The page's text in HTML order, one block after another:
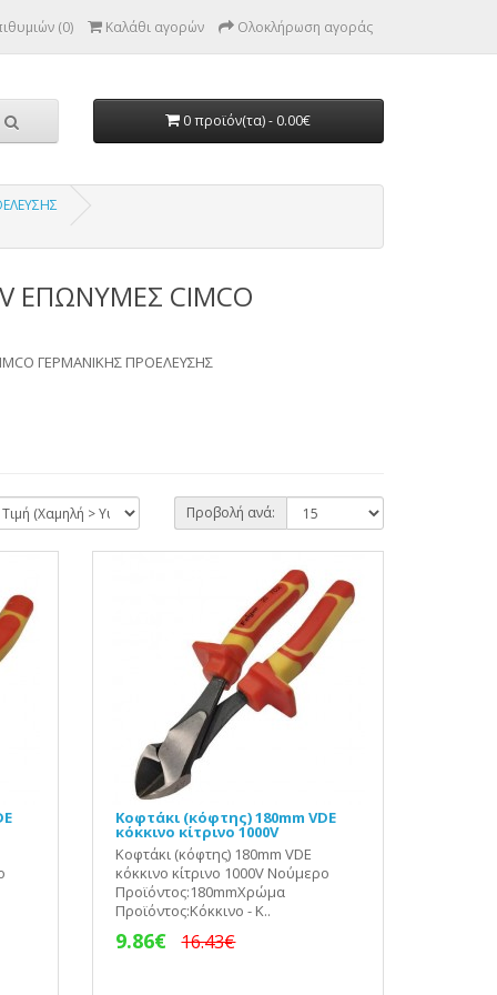
(0) Καλάθι αγορών Ολοκλήρωση αγοράς
0 προϊόν(τα) - 0.00€
ΕΠΩΝΥΜΕΣ CIMCO
ΓΕΡΜΑΝΙΚΗΣ ΠΡΟΕΛΕΥΣΗΣ
Προβολή ανά:
Κοφτάκι (κόφτης) 180mm VDE
κόκκινο κίτρινο 1000V
Κοφτάκι (κόφτης) 180mm VDE
κόκκινο κίτρινο 1000V Νούμερο
Προϊόντος:180mmΧρώμα
Προϊόντος:Κόκκινο - Κ..
9.86€ 16.43€